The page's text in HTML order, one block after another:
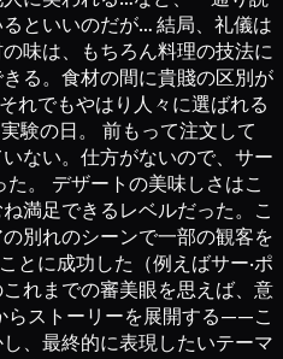
といいのだが… 結局、礼儀は
味は、もちろん料理の技法に
る。食材の間に貴賤の区別が
れでもやはり人々に選ばれる
験の日。 前もって注文して
ない。仕方がないので、サー
。 デザートの美味しさはこ
満足できるレベルだった。こ
別れのシーンで一部の観客を
とに成功した（例えばサー·ポ
れまでの審美眼を思えば、意
らストーリーを展開する——こ
、最終的に表現したいテーマ